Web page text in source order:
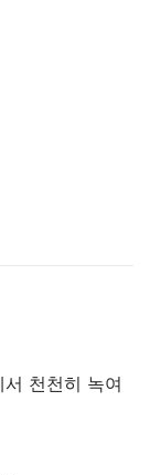
천천히 녹여